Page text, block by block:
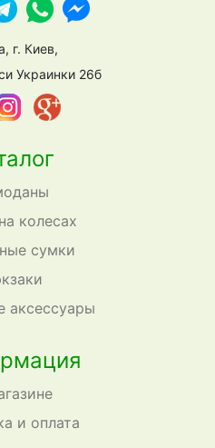
колесах
сумки
и оплата
г. Киев,
Украинки 26б